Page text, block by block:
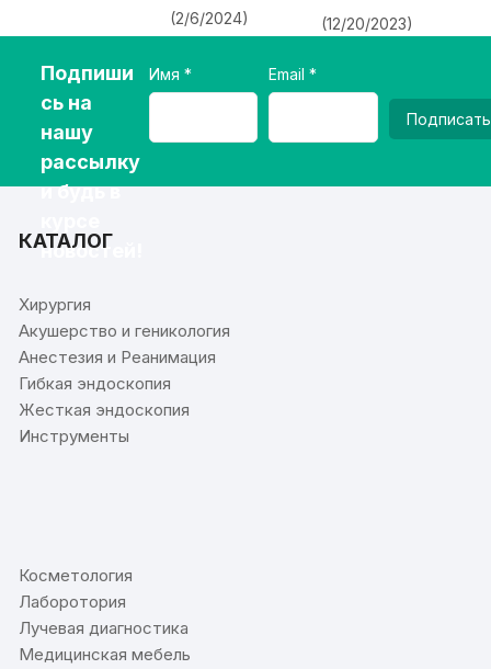
(2/6/2024) (12/20/2023)
Подпиши
сь на
нашу
рассылку
и будь в
новостей!
Имя Email
КАТАЛОГ
Хирургия
Акушерство и геникология
Анестезия и Реанимация
Гибкая эндоскопия
Жесткая эндоскопия
Инструменты
Косметология
Лаборотория
Лучевая диагностика
Медицинская мебель